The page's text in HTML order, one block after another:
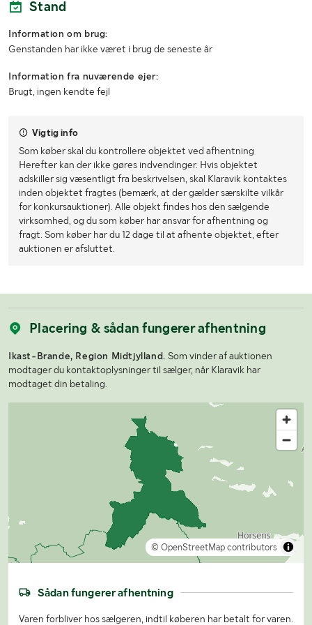
Stand
Information om brug:
Genstanden har ikke været i brug de seneste år
Information fra nuværende ejer:
Brugt, ingen kendte fejl
Vigtig info
Som køber skal du kontrollere objektet ved afhentning
Herefter kan der ikke gøres indvendinger. Hvis objektet
adskiller sig væsentligt fra beskrivelsen, skal Klaravik kontaktes
inden objektet fragtes (bemærk, at der gælder særskilte vilkår
for konkursauktioner). Alle objekt findes hos den sælgende
virksomhed, og du som køber har ansvar for afhentning og
fragt. Som køber har du 12 dage til at afhente objektet, efter
auktionen er afsluttet.
Placering & sådan fungerer afhentning
Ikast-Brande, Region Midtjylland. Som vinder af auktionen
modtager du kontaktoplysninger til sælger, når Klaravik har
modtaget din betaling.
© OpenStreetMap contributors
Sådan fungerer afhentning
Varen forbliver hos sælgeren, indtil køberen har betalt for varen.